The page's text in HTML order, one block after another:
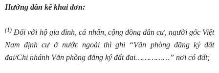
Hướng dẫn kê khai đơn:
(1) Đối với hộ gia đình, cá nhân, cộng đồng dân cư, người gốc Việt
Nam định cư ở nước ngoài thì ghi “Văn phòng đăng kýđất
đai/Chi nhánh Văn phòng đăng ký đất đai……………” nơi có đất;